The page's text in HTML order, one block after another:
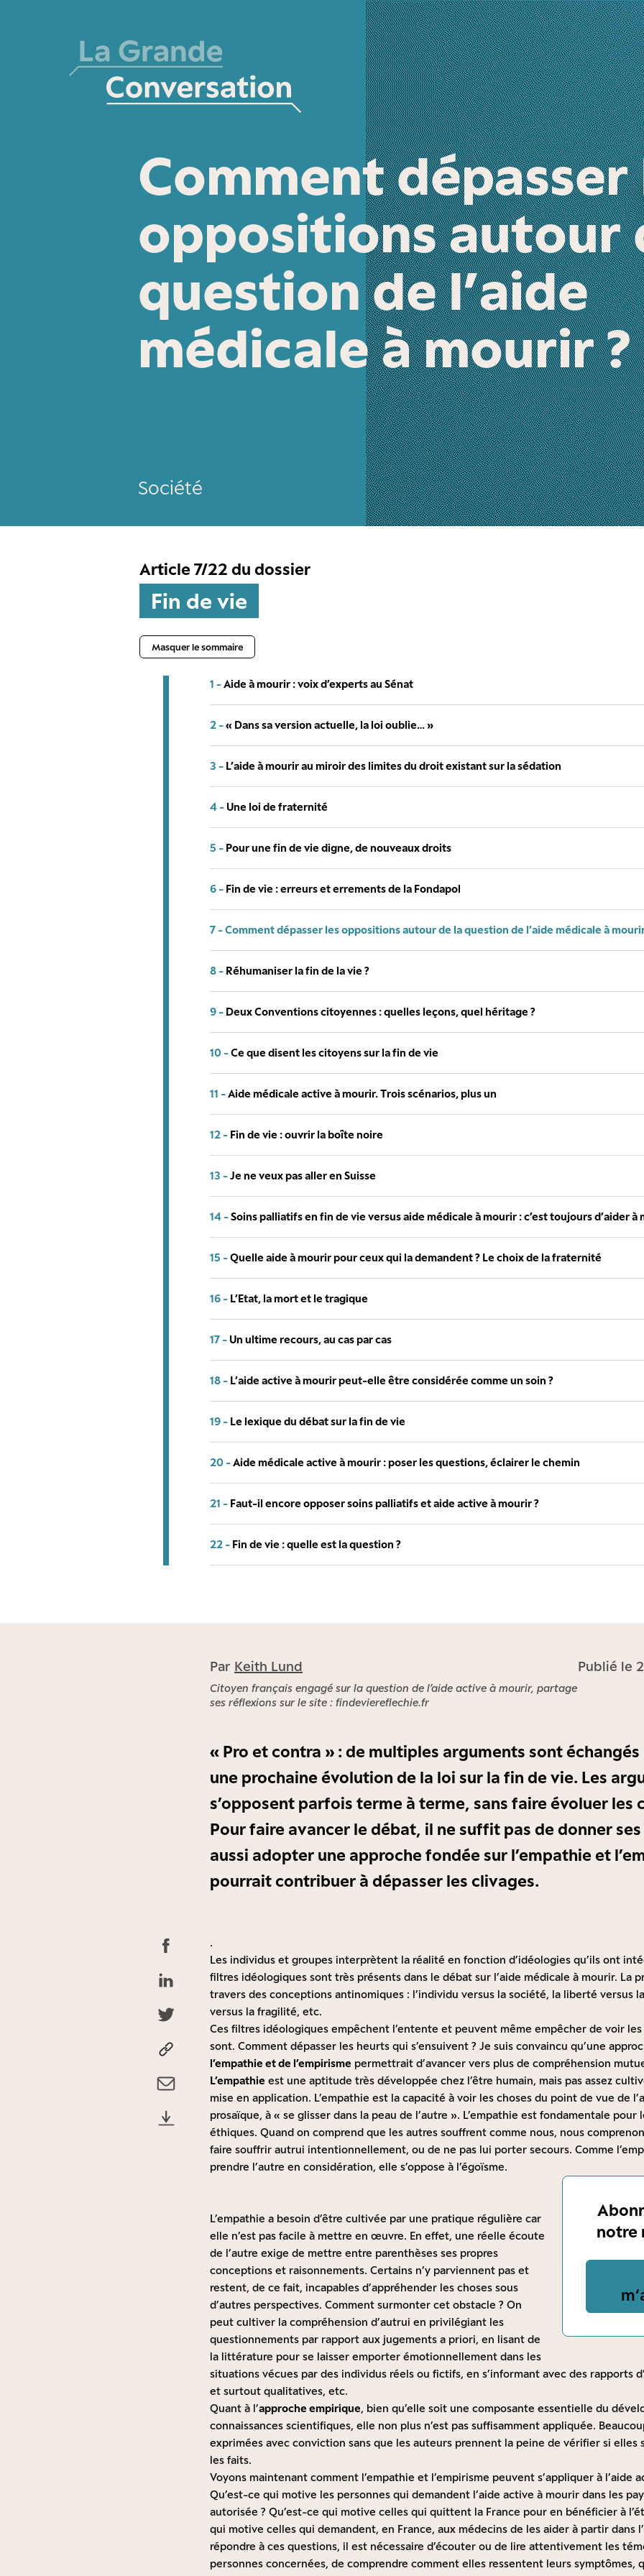
Comment dépasser
oppositions autour
question de l’aide
médicale à mourir ?
Société
Article 7/22 du dossier
Fin de vie
Masquer le sommaire
1 -Aide à mourir : voix d’experts au Sénat
2 -« Dans sa version actuelle, la loi oublie… »
3 - L’aide à mourir au miroir des limites du droit existant sur la sédation
4 - Une loi de fraternité
5 - Pour une fin de vie digne, de nouveaux droits
6 - Fin de vie : erreurs et errements de la Fondapol
7 -Comment dépasser les oppositions autour de la question de l’aide médicale à
8 - Réhumaniser la fin de la vie ?
9 - Deux Conventions citoyennes : quelles leçons, quel héritage ?
10 -Ce que disent les citoyens sur la fin de vie
11 -Aide médicale active à mourir. Trois scénarios, plus un
12 - Fin de vie : ouvrir la boîte noire
13 -Je ne veux pas aller en Suisse
14 -Soins palliatifs en fin de vie versus aide médicale à mourir : c’est toujours d’aider à
15 -Quelle aide à mourir pour ceux qui la demandent ? Le choix de la fraternité
16 - L’Etat, la mort et le tragique
17 - Un ultime recours, au cas par cas
18 - L’aide active à mourir peut-elle être considérée comme un soin ?
19 - Le lexique du débat sur la fin de vie
20 -Aide médicale active à mourir : poser les questions, éclairer le chemin
21 - Faut-il encore opposer soins palliatifs et aide active à mourir ?
22 - Fin de vie : quelle est la question ?
Publié le
Par Keith Lund
Citoyen français engagé sur la question de l’aide active à mourir, partage
ses réflexions sur le site : findeviereflechie.fr
« Pro et contra » : de multiples arguments sont
une prochaine évolution de la loi sur la fin de vie. Les
s’opposent parfois terme à terme, sans faire évoluer les
Pour faire avancer le débat, il ne suffit pas de donner
aussi adopter une approche fondée sur l’empathie et
pourrait contribuer à dépasser les clivages.
.
Les individus et groupes interprètent la réalité en fonction d’idéologies qu’ils ont
filtres idéologiques sont très présents dans le débat sur l’aide médicale à mourir. La
travers des conceptions antinomiques : l’individu versus la société, la liberté versus
versus la fragilité, etc.
Ces filtres idéologiques empêchent l’entente et peuvent même empêcher de voir les
sont. Comment dépasser les heurts qui s’ensuivent ? Je suis convaincu qu’une
l’empathie et de l’empirisme permettrait d’avancer vers plus de compréhension
L’empathie est une aptitude très développée chez l’être humain, mais pas assez
mise en application. L’empathie est la capacité à voir les choses du point de vue de
prosaïque, à « se glisser dans la peau de l’autre ». L’empathie est fondamentale
éthiques. Quand on comprend que les autres souffrent comme nous, nous
faire souffrir autrui intentionnellement, ou de ne pas lui porter secours. Comme
prendre l’autre en considération, elle s’oppose à l’égoïsme.
notre
L’empathie a besoin d’être cultivée par une pratique régulière car
elle n’est pas facile à mettre en œuvre. En effet, une réelle écoute
de l’autre exige de mettre entre parenthèses ses propres
conceptions et raisonnements. Certains n’y parviennent pas et
restent, de ce fait, incapables d’appréhender les choses sous
d’autres perspectives. Comment surmonter cet obstacle ? On
peut cultiver la compréhension d’autrui en privilégiant les
questionnements par rapport aux jugements a priori, en lisant de
la littérature pour se laisser emporter émotionnellement dans les
situations vécues par des individus réels ou fictifs, en s’informant avec des rapports
et surtout qualitatives, etc.
Quant à l’approche empirique, bien qu’elle soit une composante essentielle du
connaissances scientifiques, elle non plus n’est pas suffisamment appliquée.
exprimées avec conviction sans que les auteurs prennent la peine de vérifier si elles
les faits.
Voyons maintenant comment l’empathie et l’empirisme peuvent s’appliquer à l’aide
Qu’est-ce qui motive les personnes qui demandent l’aide active à mourir dans les
autorisée ? Qu’est-ce qui motive celles qui quittent la France pour en bénéficier à
qui motive celles qui demandent, en France, aux médecins de les aider à partir dans
répondre à ces questions, il est nécessaire d’écouter ou de lire attentivement les
personnes concernées, de comprendre comment elles ressentent leurs symptômes,